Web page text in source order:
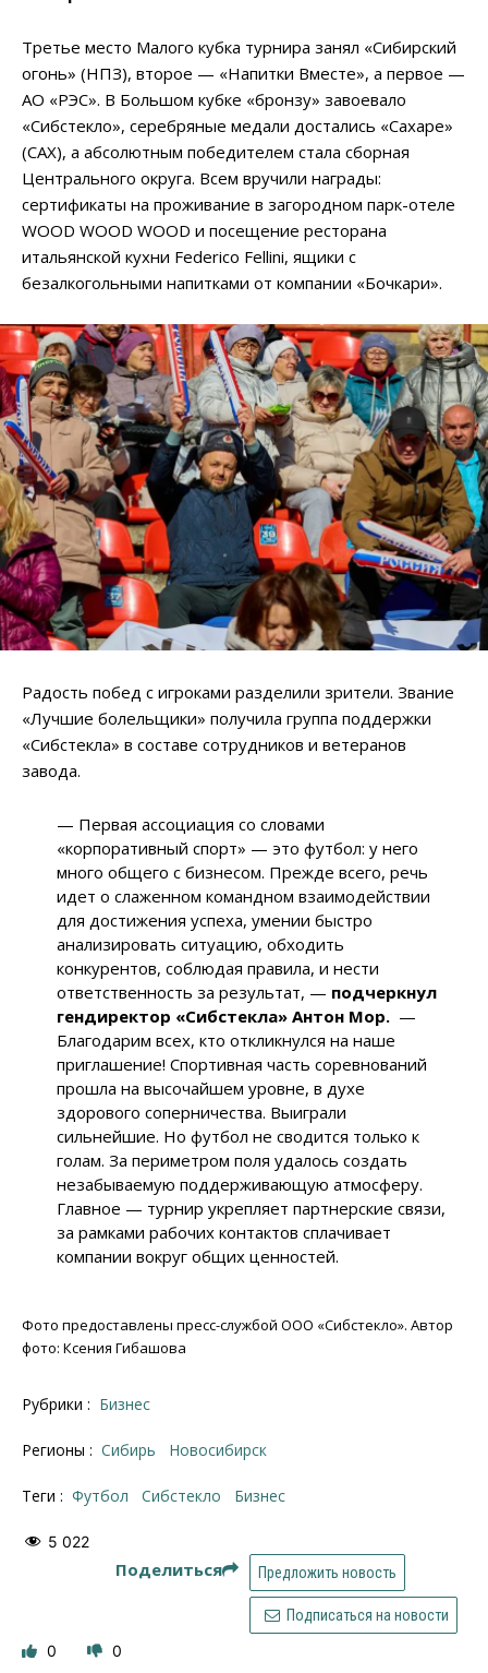
Третье место Малого кубка турнира занял «Сибирский
огонь» (НПЗ), второе — «Напитки Вместе», а первое —
АО «РЭС». В Большом кубке «бронзу» завоевало
«Сибстекло», серебряные медали достались «Сахаре»
(САХ), а абсолютным победителем стала сборная
Центрального округа. Всем вручили награды:
сертификаты на проживание в загородном парк-отеле
WOOD WOOD WOOD и посещение ресторана
итальянской кухни Federico Fellini, ящики с
безалкогольными напитками от компании «Бочкари».
Радость побед с игроками разделили зрители. Звание
«Лучшие болельщики» получила группа поддержки
«Сибстекла» в составе сотрудников и ветеранов
завода.
— Первая ассоциация со словами
«корпоративный спорт» — это футбол: у него
много общего с бизнесом. Прежде всего, речь
идет о слаженном командном взаимодействии
для достижения успеха, умении быстро
анализировать ситуацию, обходить
конкурентов, соблюдая правила, и нести
ответственность за результат, — подчеркнул
гендиректор «Сибстекла» Антон Мор. —
Благодарим всех, кто откликнулся на наше
приглашение! Спортивная часть соревнований
прошла на высочайшем уровне, в духе
здорового соперничества. Выиграли
сильнейшие. Но футбол не сводится только к
голам. За периметром поля удалось создать
незабываемую поддерживающую атмосферу.
Главное — турнир укрепляет партнерские связи,
за рамками рабочих контактов сплачивает
компании вокруг общих ценностей.
Фото предоставлены пресс-службой ООО «Сибстекло». Автор
фото: Ксения Гибашова
Рубрики : Бизнес
Регионы : Сибирь Новосибирск
Теги : футбол Сибстекло бизнес
5 022
Поделиться Предложить новость
Подписаться на новости
0 0